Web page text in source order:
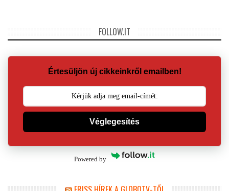
FOLLOW.IT
Értesüljön új cikkeinkről emailben!
Véglegesítés
Powered by